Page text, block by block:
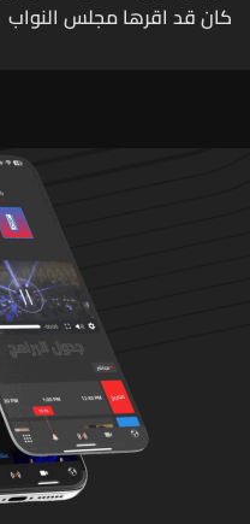
كان قد اقرها مجلس النواب